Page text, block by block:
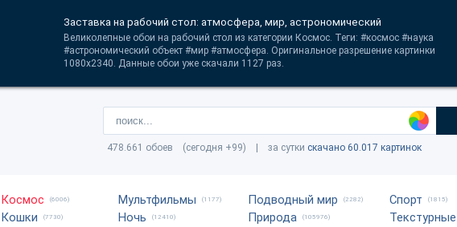
Заставка на рабочий стол: атмосфера, мир, астрономический
Великолепные обои на рабочий стол из категории Космос. Теги: #космос #наука
#астрономический объект #мир #атмосфера. Оригинальное разрешение картинки
1080x2340. Данные обои уже скачали 1127 раз.
478.661 обоев (сегодня +99) | за сутки скачано 60.017 картинок
Космос (6006)
Кошки (7730)
Мультфильмы (1177)
Ночь (12410)
Подводный мир (2282)
Природа (105976)
Спорт (1815)
Текстурные